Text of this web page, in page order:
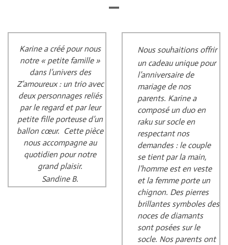
Karine a créé pour nous
notre « petite famille »
dans l’univers des
Z’amoureux : un trio avec
deux personnages reliés
par le regard et par leur
petite fille porteuse d’un
ballon cœur. Cette pièce
nous accompagne au
quotidien pour notre
grand plaisir.
Sandine B.
Nous souhaitions offrir
un cadeau unique pour
l’anniversaire de
mariage de nos
parents. Karine a
composé un duo en
raku sur socle en
respectant nos
demandes : le couple
se tient par la main,
l’homme est en veste
et la femme porte un
chignon. Des pierres
brillantes symboles des
noces de diamants
sont posées sur le
socle. Nos parents ont